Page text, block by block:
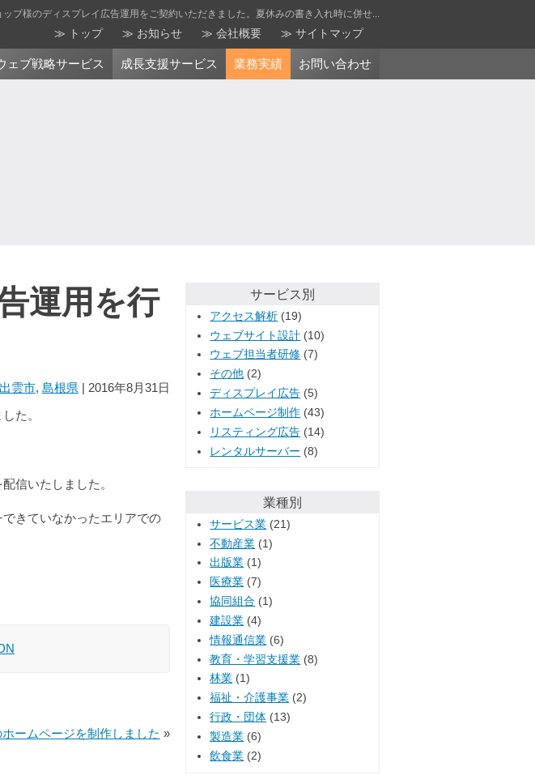
プ様のディスプレイ広告運用をご契約いただきました。夏休みの書き入れ時に併せ...
トップ お知らせ 会社概要 サイトマップ
ェブ戦略サービス 成長支援サービス 業務実績 お問い合わせ
運用を行
出雲市, 島根県 | 2016年8月31日
た。
信いたしました。
きていなかったエリアでの
ームページを制作しました »
サービス別
アクセス解析 (19)
ウェブサイト設計 (10)
ウェブ担当者研修 (7)
その他 (2)
ディスプレイ広告 (5)
ホームページ制作 (43)
リスティング広告 (14)
レンタルサーバー (8)
業種別
サービス業 (21)
不動産業 (1)
出版業 (1)
医療業 (7)
協同組合 (1)
建設業 (4)
情報通信業 (6)
教育・学習支援業 (8)
林業 (1)
福祉・介護事業 (2)
行政・団体 (13)
製造業 (6)
飲食業 (2)